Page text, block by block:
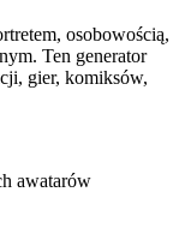
osobowością,
Ten generator
gier, komiksów,
awatarów